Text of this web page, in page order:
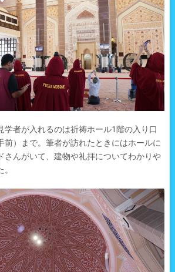
学者が入れるのは祈祷ホール1階の入り口
前）まで。筆者が訪れたときにはホールに
さんがいて、建物や礼拝についてわかりや